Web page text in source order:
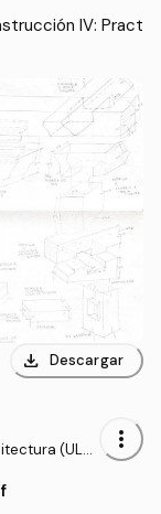
IV: Pract
download Descargar
(ULP
more_vert